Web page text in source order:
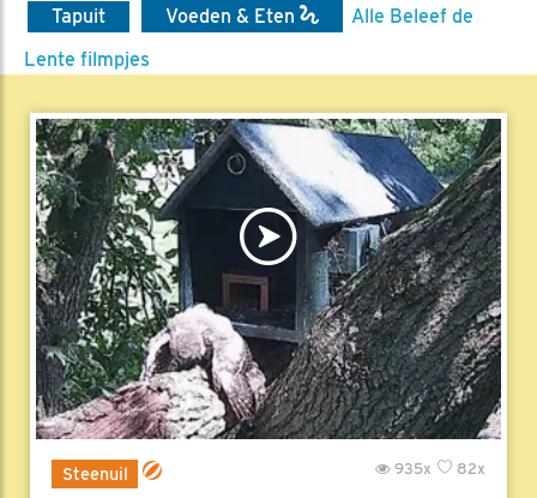
Tapuit Voeden & Eten
Alle Beleef de
Lente filmpjes
Steenuil 82x
935x